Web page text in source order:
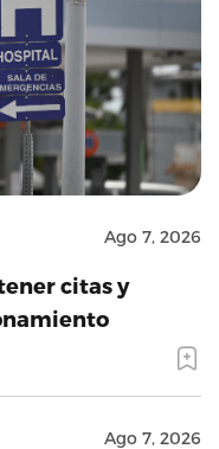
Ago 7, 2026
citas y
Ago 7, 2026